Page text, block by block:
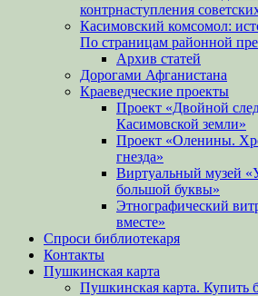
контрнаступления
Касимовский комсомол:
По страницам районной
Архив статей
Дорогами Афганистана
Краеведческие проекты
Проект «Двойной
Касимовской земли»
Проект «Оленины.
гнезда»
Виртуальный музей
большой буквы»
Этнографический
вместе»
Спроси библиотекаря
Контакты
Пушкинская карта
Пушкинская карта. Купить